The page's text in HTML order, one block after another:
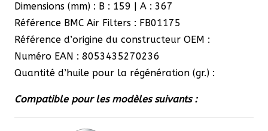
Dimensions (mm) : B : 159 | A : 367
Référence BMC Air Filters : FB01175
Référence d’origine du constructeur OEM :
Numéro EAN : 8053435270236
Quantité d’huile pour la régénération (gr.) :
Compatible pour les modèles suivants :